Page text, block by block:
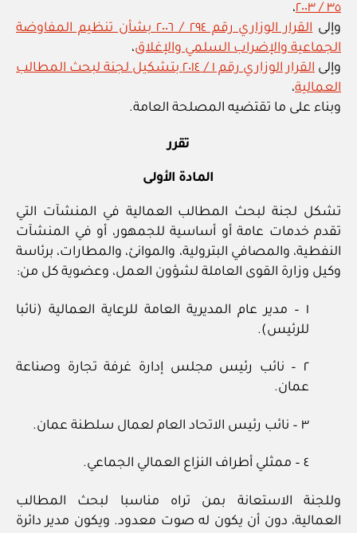
٣٥ / ٢٠٠٣
،
وإلى
القرار الوزاري رقم ٢٩٤ / ٢٠٠٦ بشأن تنظيم المفاوضة
الجماعية والإضراب السلمي والإغلاق،
وإلى
القرار الوزاري رقم ١ / ٢٠١٤ بتشكيل لجنة لبحث المطالب
العمالية،
وبناء على ما تقتضيه المصلحة العامة.
تقرر
المادة الأولى
تشكل لجنة لبحث المطالب العمالية في المنشآت التي
تقدم خدمات عامة أو أساسية للجمهور، أو في المنشآت
النفطية، والمصافي البترولية، والموانئ، والمطارات، برئاسة
وكيل وزارة القوى العاملة لشؤون العمل، وعضوية كل من:
١ – مدير عام المديرية العامة للرعاية العمالية (نائبا
للرئيس).
٢ – نائب رئيس مجلس إدارة غرفة تجارة وصناعة
عمان.
٣ – نائب رئيس الاتحاد العام لعمال سلطنة عمان.
٤ – ممثلي أطراف النزاع العمالي الجماعي.
وللجنة الاستعانة بمن تراه مناسبا لبحث المطالب
العمالية، دون أن يكون له صوت معدود. ويكون مدير دائرة